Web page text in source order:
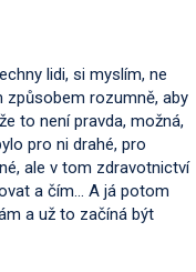
lidi, si myslím, ne
způsobem rozumně, aby
to není pravda, možná,
pro ni drahé, pro
ale v tom zdravotnictví
a čím… A já potom
a už to začíná být